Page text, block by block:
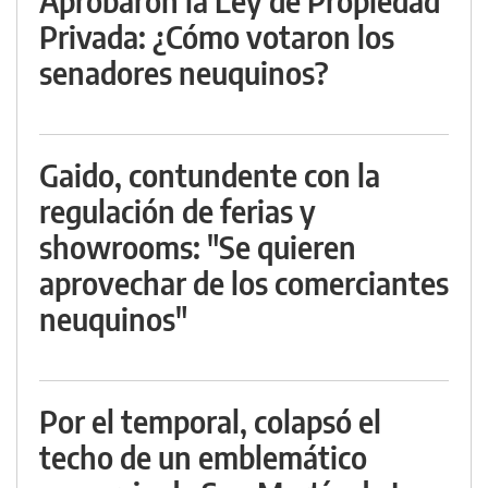
Privada: ¿Cómo votaron los
senadores neuquinos?
Gaido, contundente con la
regulación de ferias y
showrooms: "Se quieren
aprovechar de los comerciantes
neuquinos"
Por el temporal, colapsó el
techo de un emblemático